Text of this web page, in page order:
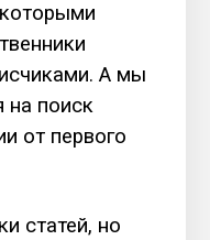
А мы
на поиск
от первого
статей, но